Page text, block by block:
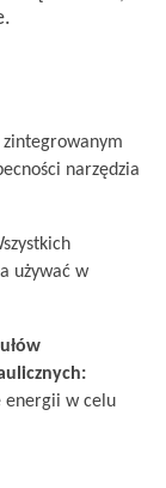
zintegrowanym
narzędzia
używać w
energii w celu